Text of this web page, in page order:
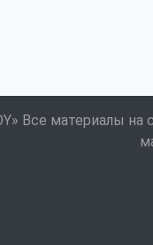
Все материалы